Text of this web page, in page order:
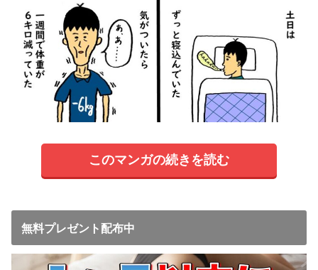
このマンガの続きを読む
無料プレゼント配布中